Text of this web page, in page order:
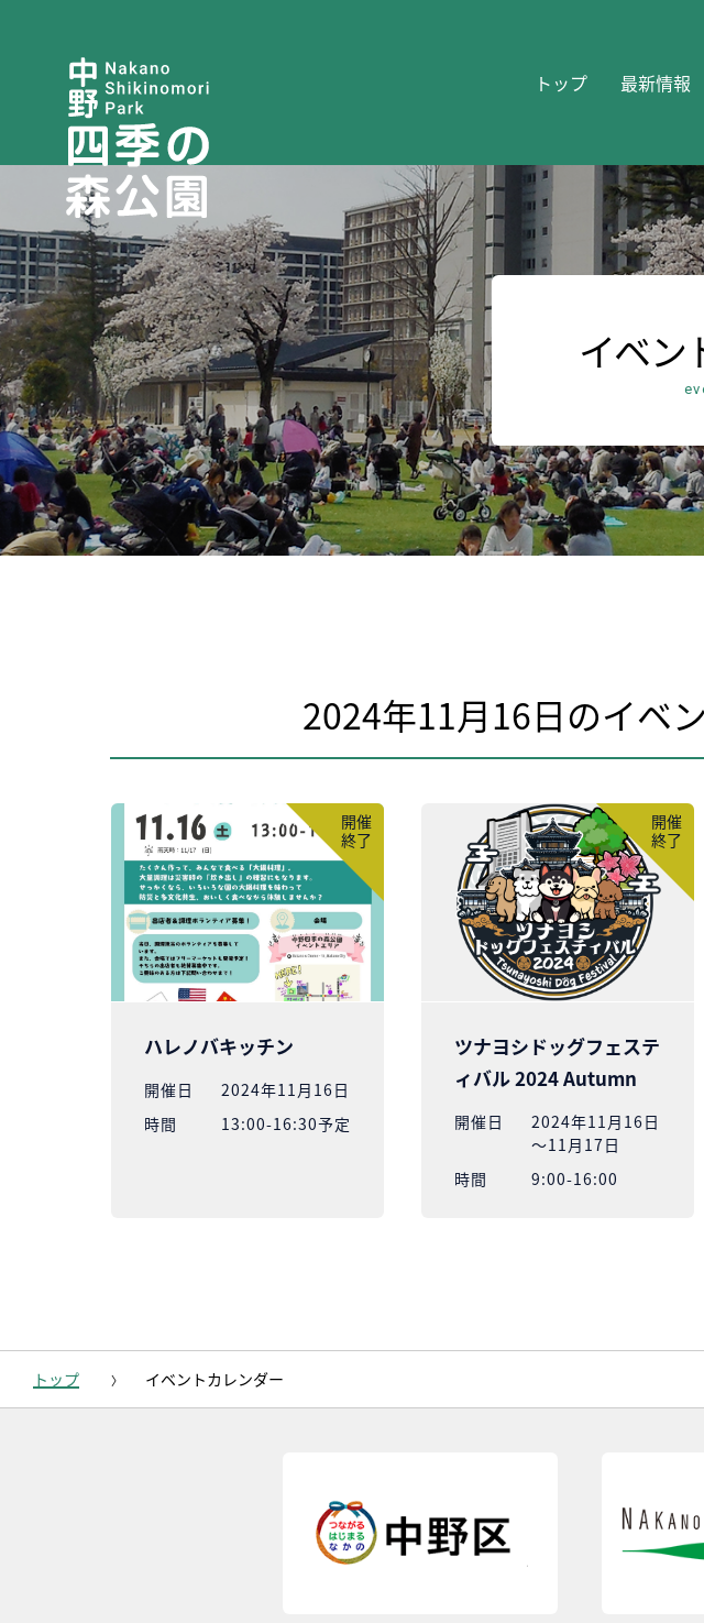
トップ 最新情報
イベン
2024年11月16日のイベ
開催
終了
ハレノバキッチン
開催⽇
2024年11月16日
時間
13:00-16:30予定
開催
終了
ツナヨシドッグフェステ
ィバル 2024 Autumn
開催⽇
2024年11月16日
～11月17日
時間
9:00-16:00
トップ イベントカレンダー